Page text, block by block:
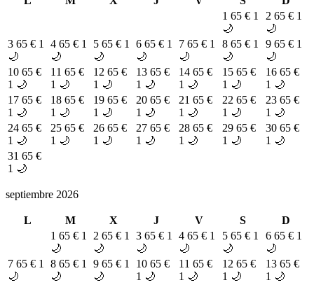
1 65 € 1
🌙
2 65 € 1
🌙
3 65 € 1
🌙
4 65 € 1
🌙
5 65 € 1
🌙
6 65 € 1
🌙
7 65 € 1
🌙
8 65 € 1
🌙
9 65 € 1
🌙
10 65 €
1 🌙
11 65 €
1 🌙
12 65 €
1 🌙
13 65 €
1 🌙
14 65 €
1 🌙
15 65 €
1 🌙
16 65 €
1 🌙
17 65 €
1 🌙
18 65 €
1 🌙
19 65 €
1 🌙
20 65 €
1 🌙
21 65 €
1 🌙
22 65 €
1 🌙
23 65 €
1 🌙
24 65 €
1 🌙
25 65 €
1 🌙
26 65 €
1 🌙
27 65 €
1 🌙
28 65 €
1 🌙
29 65 €
1 🌙
30 65 €
1 🌙
31 65 €
1 🌙
septiembre 2026
L M X J V S
D
1 65 € 1
🌙
2 65 € 1
🌙
3 65 € 1
🌙
4 65 € 1
🌙
5 65 € 1
🌙
6 65 € 1
🌙
7 65 € 1
🌙
8 65 € 1
🌙
9 65 € 1
🌙
10 65 €
1 🌙
11 65 €
1 🌙
12 65 €
1 🌙
13 65 €
1 🌙